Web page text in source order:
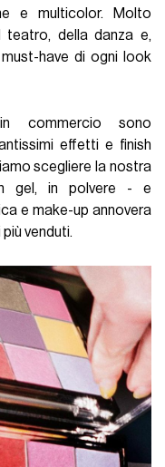
e multicolor. Molto
della danza e,
have di ogni look
commercio sono
effetti e finish
scegliere la nostra
gel, in polvere - e
e make-up annovera
venduti.